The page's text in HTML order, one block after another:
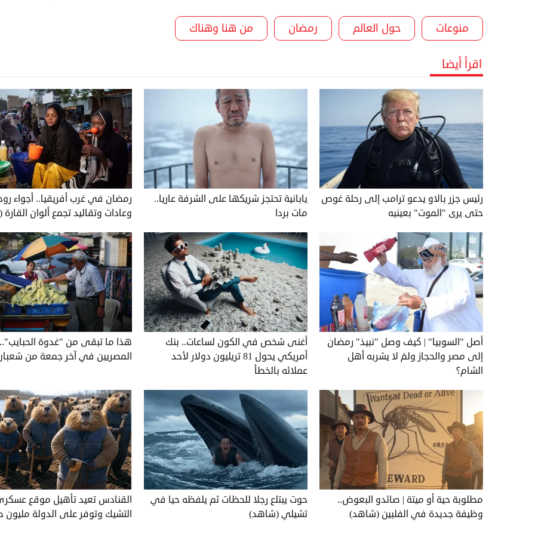
منوعات حول العالم رمضان من هنا وهناك
اقرأ أيضا
رئيس جزر بالاو يدعو ترامب إلى رحلة غوص
حتى يرى "الموت" بعينيه
يابانية تحتجز شريكها على الشرفة عاريا..
مات بردا
رمضان في غرب أفريقيا.. أجواء
وعادات وتقاليد تجمع ألوان
أصل "السوبيا" | كيف وصل "نبيذ" رمضان
إلى مصر والحجاز ولمَ لا يشربه أهل
الشام؟
أغنى شخص في الكون لساعات.. بنك
أمريكي يحول 81 تريليون دولار لأحد
عملائه بالخطأ
هذا ما تبقى من "غدوة
المصريين في آخر جمعة من
مطلوبة حية أو ميتة | صائدو البعوض..
وظيفة جديدة في الفلبين (شاهد)
حوت يبتلع رجلا للحظات ثم يلفظه حيا في
تشيلي (شاهد)
القنادس تعيد تأهيل موقع
التشيك وتوفر على الدولة مليون